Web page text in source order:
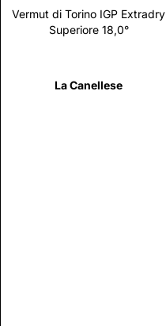
Vermut di Torino IGP Extradry
Superiore 18,0°
La Canellese